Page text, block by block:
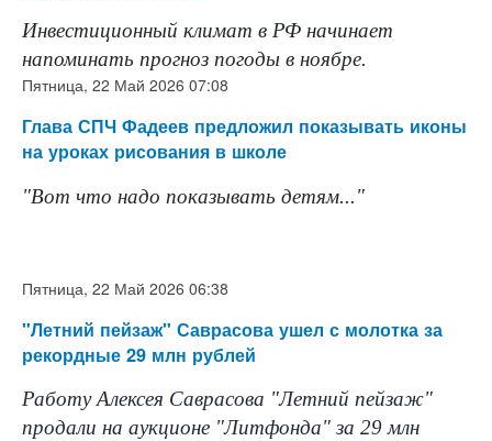
Инвестиционный климат в РФ начинает
напоминать прогноз погоды в ноябре.
Пятница, 22 Май 2026 07:08
Глава СПЧ Фадеев предложил показывать иконы
на уроках рисования в школе
"Вот что надо показывать детям..."
Подробнее:https://www.m24.ru/news/
utm_source=CopyBuf
Пятница, 22 Май 2026 06:38
"Летний пейзаж" Саврасова ушел с молотка за
рекордные 29 млн рублей
Работу Алексея Саврасова "Летний пейзаж"
продали на аукционе "Литфонда" за 29 млн